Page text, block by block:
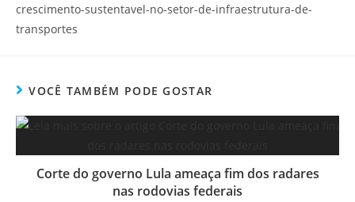
crescimento-sustentavel-no-setor-de-infraestrutura-de-
transportes
VOCÊ TAMBÉM PODE GOSTAR
Corte do governo Lula ameaça fim dos radares
nas rodovias federais